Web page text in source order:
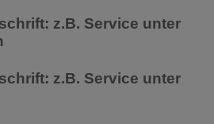
z.B. Service unter
z.B. Service unter